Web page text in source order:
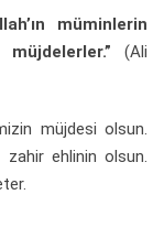
müminlerin
(Ali
müjdesi olsun.
ehlinin olsun.